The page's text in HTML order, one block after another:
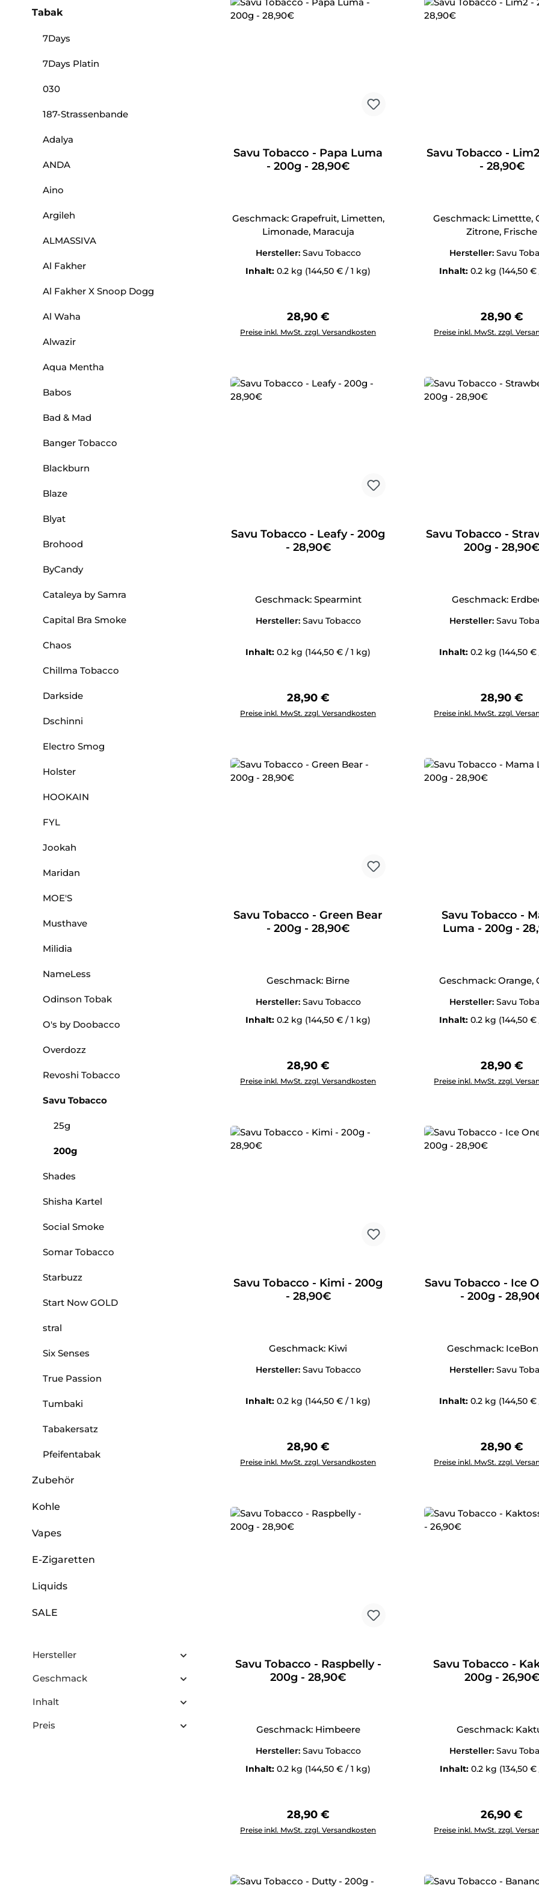
Tabak
7Days
7Days Platin
030
187-Strassenbande
Adalya
ANDA
Aino
Argileh
ALMASSIVA
Al Fakher
Al Fakher X Snoop Dogg
Al Waha
Alwazir
Aqua Mentha
Babos
Bad & Mad
Banger Tobacco
Blackburn
Blaze
Blyat
Brohood
ByCandy
Cataleya by Samra
Capital Bra Smoke
Chaos
Chillma Tobacco
Darkside
Dschinni
Electro Smog
Holster
HOOKAIN
FYL
Jookah
Maridan
MOE'S
Musthave
Milidia
NameLess
Odinson Tobak
O's by Doobacco
Overdozz
Revoshi Tobacco
Savu Tobacco
25g
200g
Shades
Shisha Kartel
Social Smoke
Somar Tobacco
Starbuzz
Start Now GOLD
stral
Six Senses
True Passion
Tumbaki
Tabakersatz
Pfeifentabak
Zubehör
Kohle
Vapes
E-Zigaretten
Liquids
SALE
Hersteller
Geschmack
Inhalt
Preis
Savu Tobacco - Papa Luma
- 200g - 28,90€
Geschmack: Grapefruit, Limetten,
Limonade, Maracuja
Hersteller: Savu Tobacco
Inhalt:0.2 kg (144,50 € / 1 kg)
Regulärer Preis:
28,90 €
Preise inkl. MwSt. zzgl. Versandkosten
Produkt Anzahl: Gib den gewünschten Wert ein oder benutze die
Savu Tobacco -
- 28,90€
Geschmack: Limettte,
Zitrone, Frische
Hersteller: Savu
Inhalt:0.2 kg (144,50 €
Regulärer
28,90 €
Preise inkl. MwSt. zzgl.
Produkt Anzahl: Gib
Savu Tobacco - Leafy - 200g
- 28,90€
Geschmack: Spearmint
Hersteller: Savu Tobacco
Inhalt:0.2 kg (144,50 € / 1 kg)
Regulärer Preis:
28,90 €
Preise inkl. MwSt. zzgl. Versandkosten
Produkt Anzahl: Gib den gewünschten Wert ein oder benutze die
Savu Tobacco -
200g - 28,90€
Geschmack:
Hersteller: Savu
Inhalt:0.2 kg (144,50 €
Regulärer
28,90 €
Preise inkl. MwSt. zzgl.
Produkt Anzahl: Gib
Savu Tobacco - Green Bear
- 200g - 28,90€
Geschmack: Birne
Hersteller: Savu Tobacco
Inhalt:0.2 kg (144,50 € / 1 kg)
Regulärer Preis:
28,90 €
Preise inkl. MwSt. zzgl. Versandkosten
Produkt Anzahl: Gib den gewünschten Wert ein oder benutze die
Savu Tobacco -
Luma - 200g -
Geschmack: Orange,
Hersteller: Savu
Inhalt:0.2 kg (144,50 €
Regulärer
28,90 €
Preise inkl. MwSt. zzgl.
Produkt Anzahl: Gib
Savu Tobacco - Kimi - 200g
- 28,90€
Geschmack: Kiwi
Hersteller: Savu Tobacco
Inhalt:0.2 kg (144,50 € / 1 kg)
Regulärer Preis:
28,90 €
Preise inkl. MwSt. zzgl. Versandkosten
Produkt Anzahl: Gib den gewünschten Wert ein oder benutze die
Savu Tobacco - Ice
- 200g -
Geschmack:
Hersteller: Savu
Inhalt:0.2 kg (144,50 €
Regulärer
28,90 €
Preise inkl. MwSt. zzgl.
Produkt Anzahl: Gib
Savu Tobacco - Raspbelly -
200g - 28,90€
Geschmack: Himbeere
Hersteller: Savu Tobacco
Inhalt:0.2 kg (144,50 € / 1 kg)
Regulärer Preis:
28,90 €
Preise inkl. MwSt. zzgl. Versandkosten
Produkt Anzahl: Gib den gewünschten Wert ein oder benutze die
Savu Tobacco -
200g - 26,90€
Geschmack:
Hersteller: Savu
Inhalt: 0.2 kg (134,50
Regulärer
26,90 €
Preise inkl. MwSt. zzgl.
Produkt Anzahl: Gib